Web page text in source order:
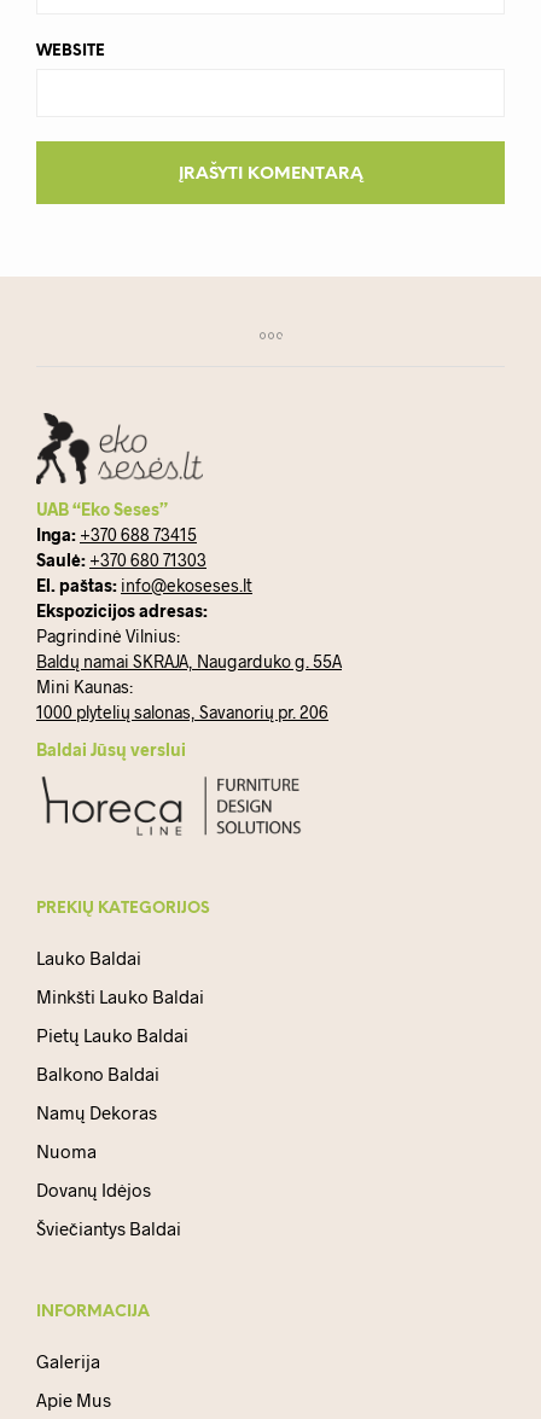
WEBSITE
UAB “Eko Seses”
Inga: +370 688 73415
Saulė: +370 680 71303
El. paštas: info@ekoseses.lt
Ekspozicijos adresas:
Pagrindinė Vilnius:
Baldų namai SKRAJA, Naugarduko g. 55A
Mini Kaunas:
1000 plytelių salonas, Savanorių pr. 206
Baldai Jūsų verslui
PREKIŲ KATEGORIJOS
Lauko Baldai
Minkšti Lauko Baldai
Pietų Lauko Baldai
Balkono Baldai
Namų Dekoras
Nuoma
Dovanų Idėjos
Šviečiantys Baldai
INFORMACIJA
Galerija
Apie Mus